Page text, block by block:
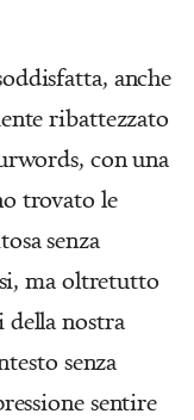
anche
ribattezzato
con una
trovato le
senza
ma oltretutto
della nostra
senza
sentire